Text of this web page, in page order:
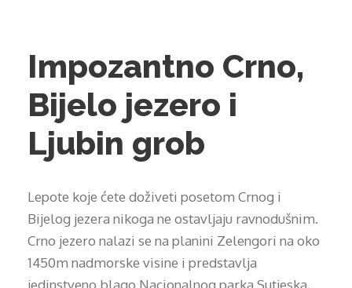
Impozantno Crno,
Bijelo jezero i
Ljubin grob
Lepote koje ćete doživeti posetom Crnog i
Bijelog jezera nikoga ne ostavljaju ravnodušnim.
Crno jezero nalazi se na planini Zelengori na oko
1450m nadmorske visine i predstavlja
jedinstveno blago Nacionalnog parka Sutjeska.